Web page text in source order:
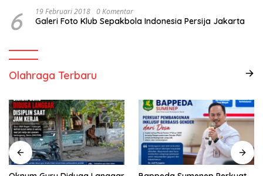
6 19 Februari 2018 0 Komentar
Galeri Foto Klub Sepakbola Indonesia Persija Jakarta
Olahraga Terbaru